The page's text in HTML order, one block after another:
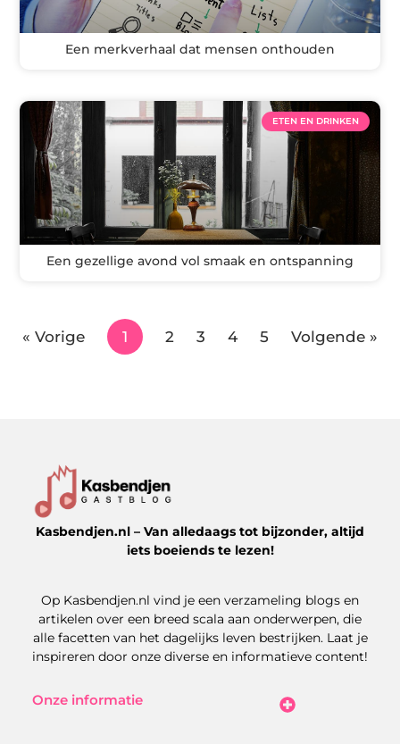
Een merkverhaal dat mensen onthouden
ETEN EN DRINKEN
Een gezellige avond vol smaak en ontspanning
« Vorige 1 2 3 4 5 Volgende »
Kasbendjen.nl – Van alledaags tot bijzonder, altijd
iets boeiends te lezen!
Op Kasbendjen.nl vind je een verzameling blogs en
artikelen over een breed scala aan onderwerpen, die
alle facetten van het dagelijks leven bestrijken. Laat je
inspireren door onze diverse en informatieve content!
Onze informatie